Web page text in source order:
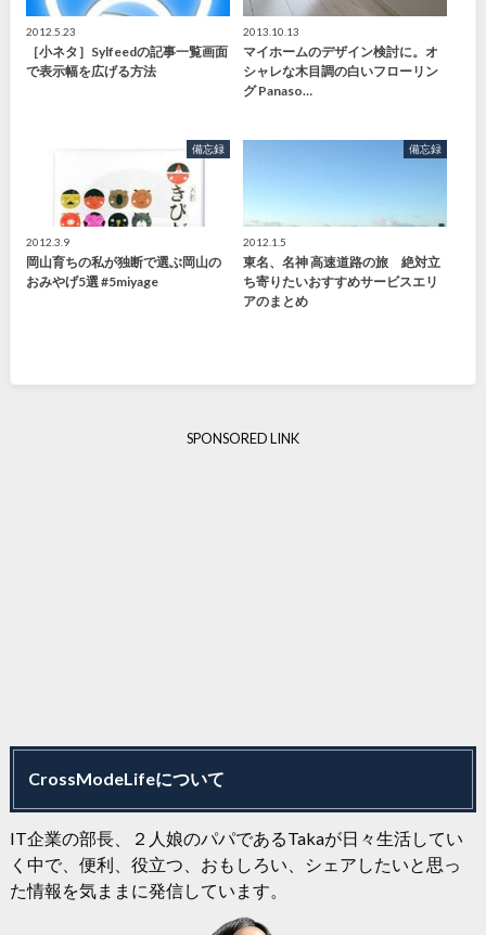
2012.5.23
［小ネタ］Sylfeedの記事一覧画面
で表示幅を広げる方法
2013.10.13
マイホームのデザイン検討に。オ
シャレな木目調の白いフローリン
グ Panaso…
備忘録
2012.3.9
岡山育ちの私が独断で選ぶ岡山の
おみやげ5選 #5miyage
備忘録
2012.1.5
東名、名神 高速道路の旅 絶対立
ち寄りたいおすすめサービスエリ
アのまとめ
SPONSORED LINK
CrossModeLifeについて
IT企業の部長、２人娘のパパであるTakaが日々生活してい
く中で、便利、役立つ、おもしろい、シェアしたいと思っ
た情報を気ままに発信しています。